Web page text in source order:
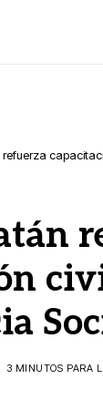
refuerza
3 MINUTOS PARA